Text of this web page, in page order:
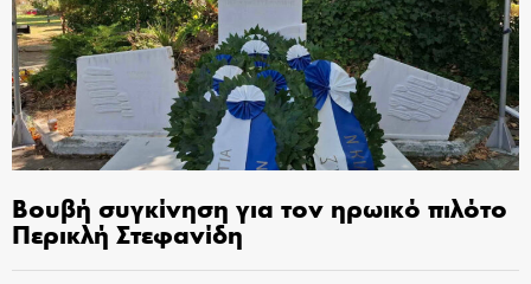
Βουβή συγκίνηση για τον ηρωικό πιλότο
Περικλή Στεφανίδη